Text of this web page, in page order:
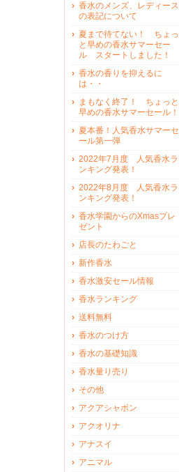
香水のメンズ、レディース
の表記について
夏まで待てない！ ちょっ
と早めの香水サマーセー
ル スタートしました！
香水の香りを抑えるに
は・・
まもなく終了！ ちょっと
早めの香水サマーセール！
夏本番！人気香水サマーセ
ール第一弾
2022年7月度 人気香水ラ
ンキング発表！
2022年8月度 人気香水ラ
ンキング発表！
香水学園からのXmasプレ
ゼント
店長のたわごと
新作香水
香水激安セール情報
香水ランキング
送料無料
香水のつけ方
香水の基礎知識
香水量り売り
その他
アクアシャボン
アクオリナ
アナスイ
アニマル